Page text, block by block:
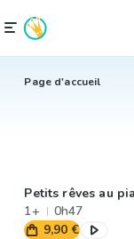
Page d'accueil
Petits rêves au
1+
0h47
9,90 €